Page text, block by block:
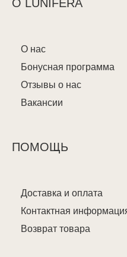
О LUNIFERA
О нас
Бонусная программа
Отзывы о нас
Вакансии
ПОМОЩЬ
Доставка и оплата
Контактная
Возврат товара